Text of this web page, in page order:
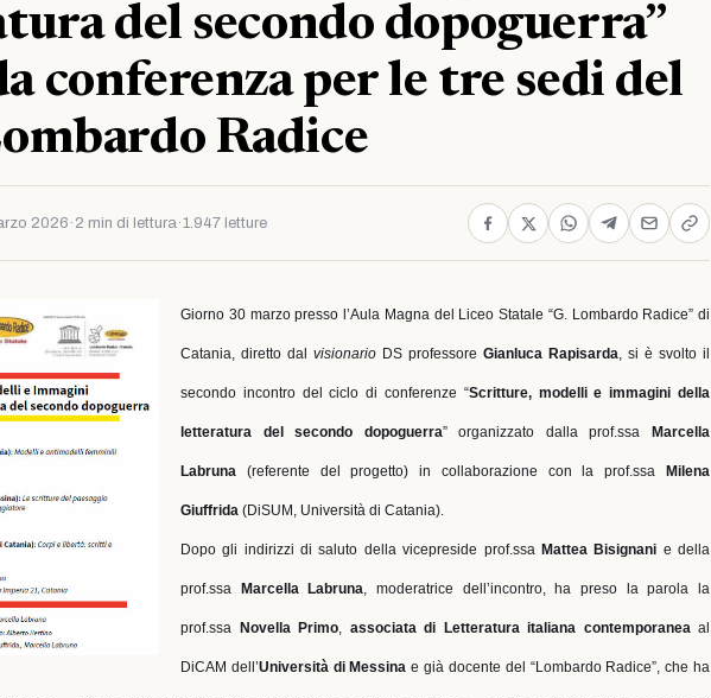
del secondo dopoguerra”
conferenza per le tre sedi del
Radice
2026 · 2 min di lettura·1.947 letture
Giorno 30 marzo presso l’Aula Magna del Liceo Statale “G. Lombardo Radice” di
Catania, diretto dal visionario DS professore Gianluca Rapisarda, si è svolto il
secondo incontro del ciclo di conferenze “Scritture, modelli e immagini della
letteratura del secondo dopoguerra” organizzato dalla prof.ssa Marcella
Labruna (referente del progetto) in collaborazione con la prof.ssa Milena
Giuffrida (DiSUM, Università di Catania).
Dopo gli indirizzi di saluto della vicepreside prof.ssa Mattea Bisignani e della
prof.ssa Marcella Labruna, moderatrice dell’incontro, ha preso la parola la
prof.ssa Novella Primo, associata di Letteratura italiana contemporanea al
DiCAM dell’Università di Messina e già docente del “Lombardo Radice”, che ha